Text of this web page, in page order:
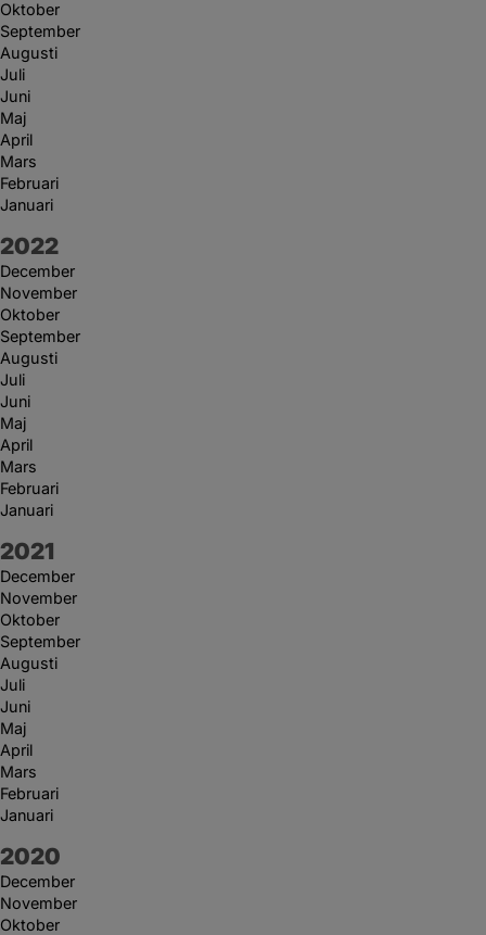
Oktober
September
Augusti
Juli
Juni
Maj
April
Mars
Februari
Januari
År:
2022
December
November
Oktober
September
Augusti
Juli
Juni
Maj
April
Mars
Februari
Januari
År:
2021
December
November
Oktober
September
Augusti
Juli
Juni
Maj
April
Mars
Februari
Januari
År:
2020
December
November
Oktober